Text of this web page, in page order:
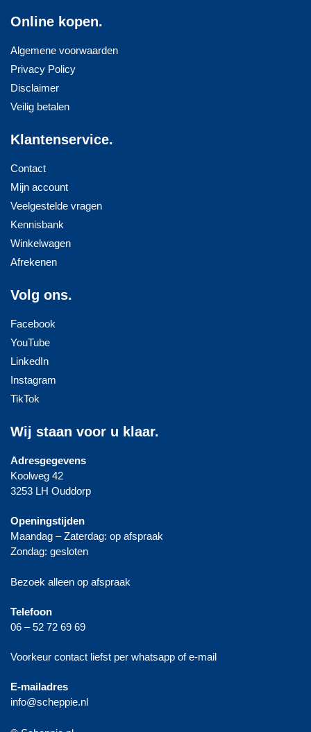
Online kopen.
Algemene voorwaarden
Privacy Policy
Disclaimer
Veilig betalen
Klantenservice.
Contact
Mijn account
Veelgestelde vragen
Kennisbank
Winkelwagen
Afrekenen
Volg ons.
Facebook
YouTube
LinkedIn
Instagram
TikTok
Wij staan voor u klaar.
Adresgegevens
Koolweg 42
3253 LH Ouddorp
Openingstijden
Maandag – Zaterdag: op afspraak
Zondag: gesloten
Bezoek alleen op afspraak
Telefoon
06 – 52 72 69 69
Voorkeur contact liefst per whatsapp of e-mail
E-mailadres
info@scheppie.nl